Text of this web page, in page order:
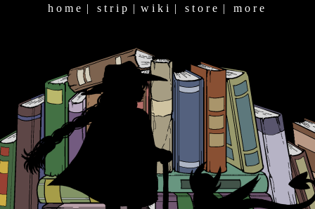
h o m e | s t r i p | w i k i | s t o r e | m o r e